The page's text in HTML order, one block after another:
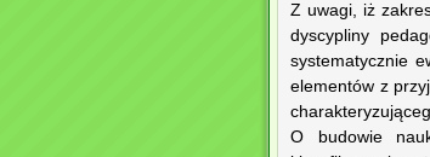
Z uwagi, iż
dyscypliny
systematycznie
elementów z
O budowie